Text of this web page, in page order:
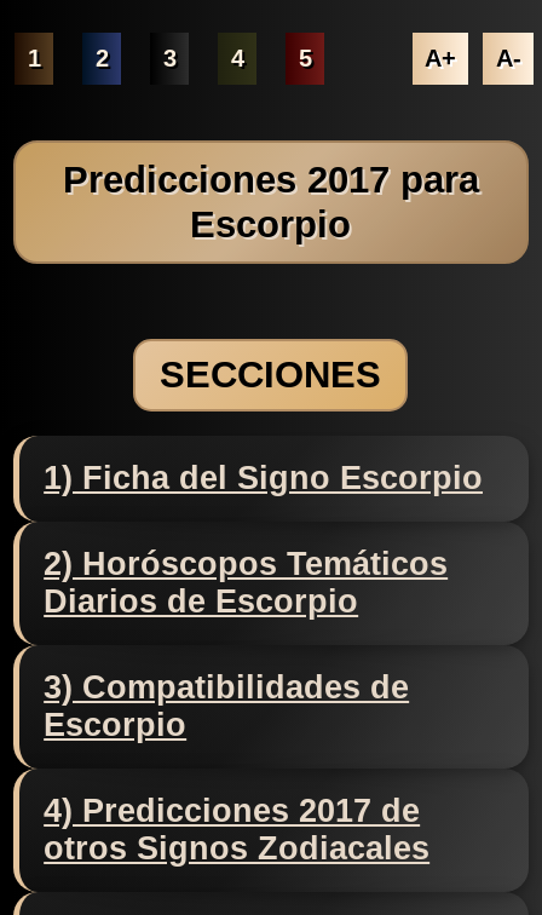
1 2 3 4 5 A+ A-
Predicciones 2017 para
Escorpio
SECCIONES
1) Ficha del Signo Escorpio
2) Horóscopos Temáticos
Diarios de Escorpio
3) Compatibilidades de
Escorpio
4) Predicciones 2017 de
otros Signos Zodiacales